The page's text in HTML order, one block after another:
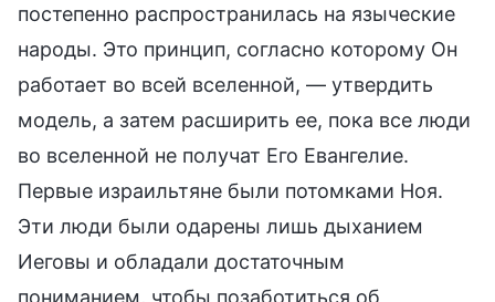
постепенно распространилась на языческие
народы. Это принцип, согласно которому Он
работает во всей вселенной, — утвердить
модель, а затем расширить ее, пока все люди
во вселенной не получат Его Евангелие.
Первые израильтяне были потомками Ноя.
Эти люди были одарены лишь дыханием
Иеговы и обладали достаточным
пониманием, чтобы позаботиться об